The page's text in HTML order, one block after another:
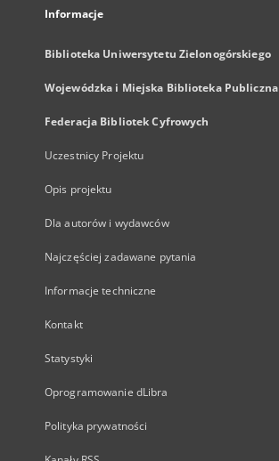
Informacje
Biblioteka Uniwersytetu Zielonogórskiego
Wojewódzka i Miejska Biblioteka Publiczna
Federacja Bibliotek Cyfrowych
Uczestnicy Projektu
Opis projektu
Dla autorów i wydawców
Najczęściej zadawane pytania
Informacje techniczne
Kontakt
Statystyki
Oprogramowanie dLibra
Polityka prywatności